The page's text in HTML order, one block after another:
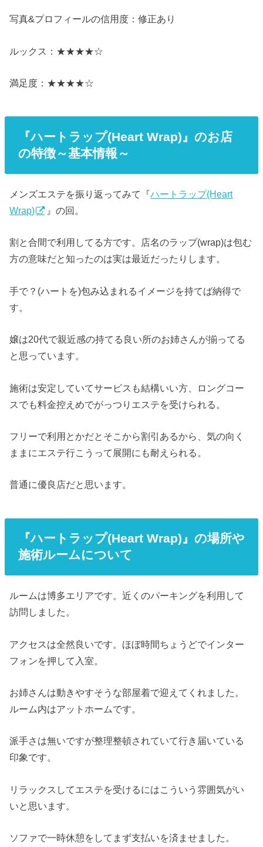
写真&プロフィールの信用度：修正あり
ルックス：★★★★☆
満足度：★★★★☆
『ハートラップ(Heart Wrap)』のお店
の特徴～基本情報～
メンズエステを振り返ってみて『ハートラップ(Heart
Wrap)
』の回。
割と合間で利用してる方です。店名のラップ(wrap)は包む
方の意味だと知ったのは実は最近だったりします。
手で？(ハートを)包み込まれるイメージを持てば納得で
す。
嬢は20代で親近感の持てる良い所のお姉さんが揃ってる
と思っています。
施術は安定していてサービスも結構いい方、ロングコー
スでも料金控えめでがっつりエステを受けられる。
フリーで利用とかだとそこから割引あるから、気の向く
ままにエステ行こうって展開にも耐えられる。
普通に優良店だと思います。
『ハートラップ(Heart Wrap)』の場所や
施術ルームについて
ルームは博多エリアです。近くのパーキングを利用して
訪問しました。
アクセスは全然良いです。ほぼ時間ちょうどでインター
フォンを押して入室。
お姉さんは動きやすそうな部屋着で迎えてくれました。
ルーム内はアットホームです。
派手さは無いですが整理整頓されていて行き届いている
印象です。
リラックスしてエステを受けるにはこういう雰囲気がい
いと思います。
ソファで一時休憩をしてまず支払いを済ませました。